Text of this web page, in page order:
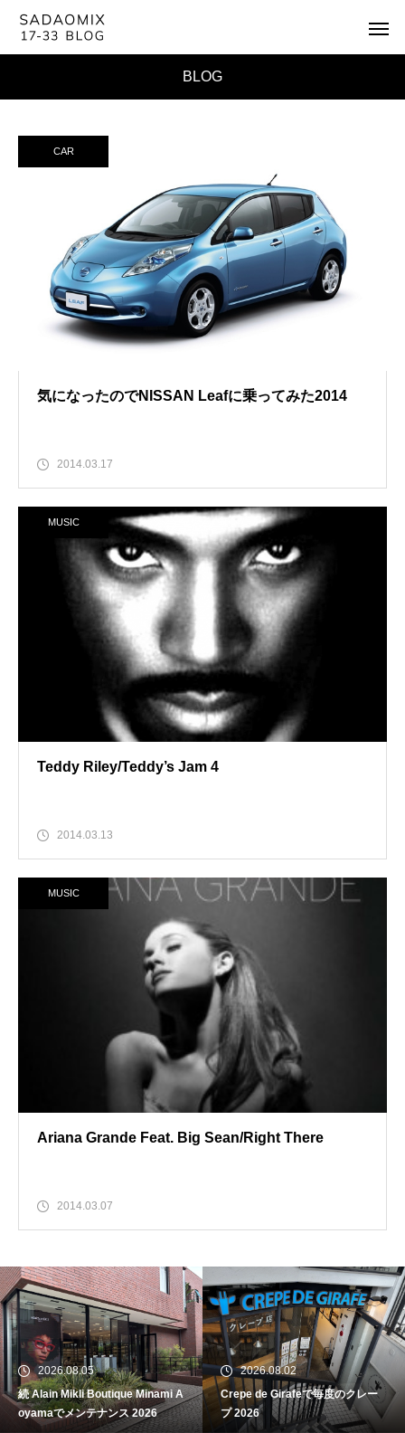
BLOG
CAR
気になったのでNISSAN Leafに乗ってみた2014
2014.03.17
MUSIC
Teddy Riley/Teddy’s Jam 4
2014.03.13
MUSIC
Ariana Grande Feat. Big Sean/Right There
2014.03.07
2026.08.05
続 Alain Mikli Boutique Minami A
oyamaでメンテナンス 2026
2026.08.02
Crepe de Girafeで毎度のクレー
プ 2026
続 Alain Mikli Boutique Minami A
oyamaでメンテナンス 2026
Crepe de Girafeで毎度のクレー
プ 2026